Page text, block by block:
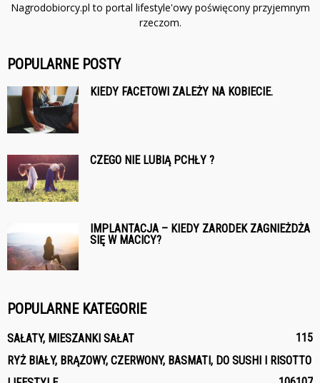
Nagrodobiorcy.pl to portal lifestyle'owy poświęcony przyjemnym
rzeczom.
POPULARNE POSTY
KIEDY FACETOWI ZALEŻY NA KOBIECIE.
CZEGO NIE LUBIĄ PCHŁY ?
IMPLANTACJA – KIEDY ZARODEK ZAGNIEŻDŻA
SIĘ W MACICY?
POPULARNE KATEGORIE
SAŁATY, MIESZANKI SAŁAT
115
RYŻ BIAŁY, BRĄZOWY, CZERWONY, BASMATI, DO SUSHI I RISOTTO